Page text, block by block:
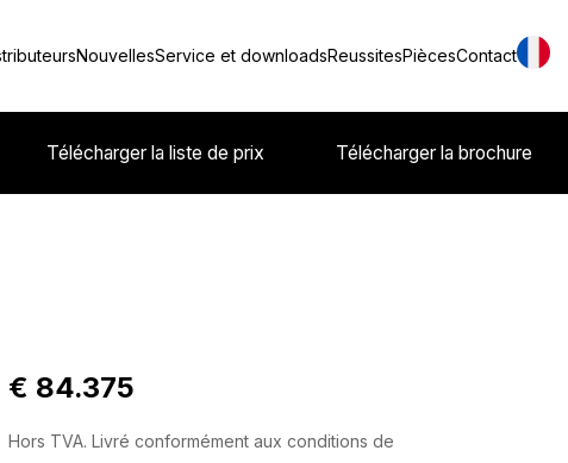
NouvellesService et downloadsReussitesPiècesContact
Télécharger la liste de prix Télécharger la brochure
€ 84.375
Hors TVA. Livré conformément aux conditions de